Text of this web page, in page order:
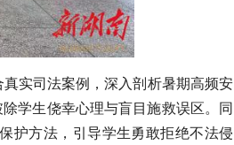
实司法案例，深入剖析暑期高频安
学生侥幸心理与盲目施救误区。同
护方法，引导学生勇敢拒绝不法侵